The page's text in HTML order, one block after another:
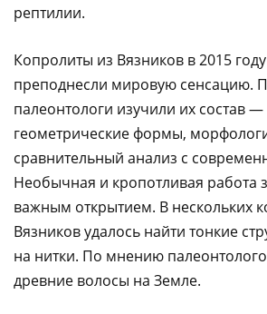
рептилии.
Копролиты из Вязников в 2015 году
преподнесли мировую сенсацию.
палеонтологи изучили их состав
геометрические формы,
сравнительный анализ с
Необычная и кропотливая работа
важным открытием. В нескольких
Вязников удалось найти тонкие
на нитки. По мнению
древние волосы на Земле.